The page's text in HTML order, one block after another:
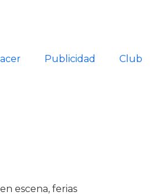
Publicidad Club
escena, ferias